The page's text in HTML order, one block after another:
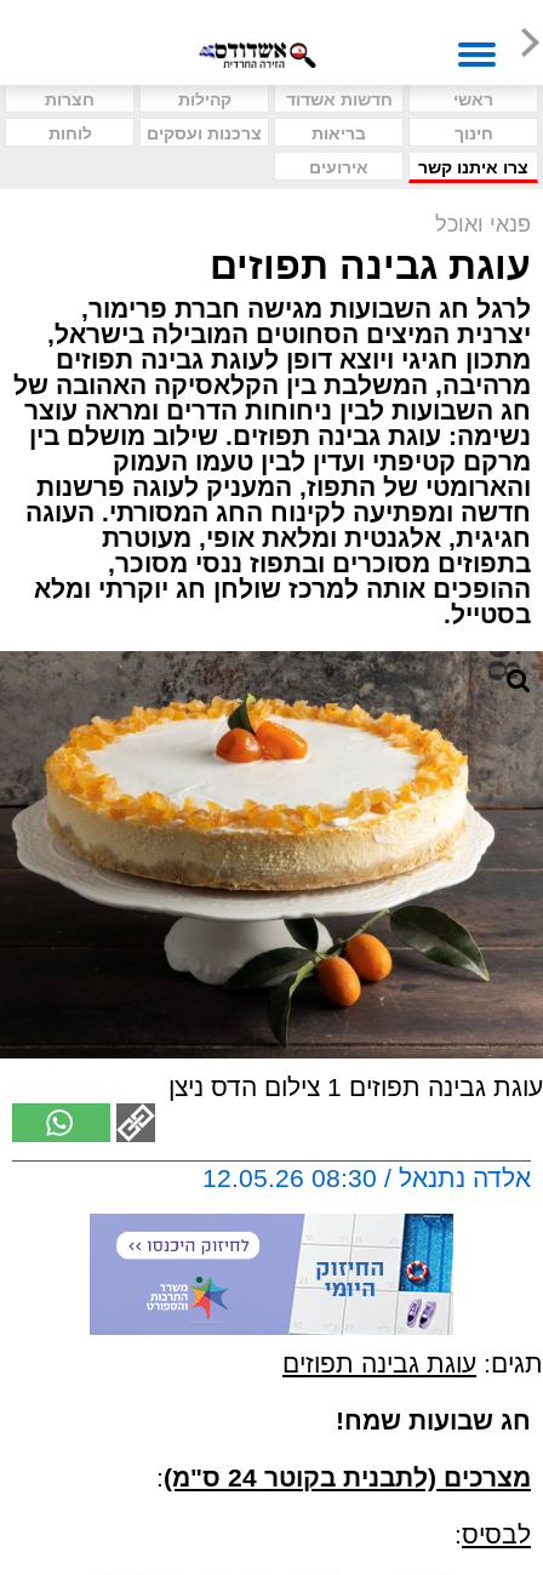
ראשי חדשות אשדוד קהילות
חצרות
חינוך
בריאות צרכנות ועסקים
לוחות
צרו איתנו קשר
אירועים
פנאי ואוכל
עוגת גבינה תפוזים
לרגל חג השבועות מגישה חברת פרימור,
יצרנית המיצים הסחוטים המובילה בישראל,
מתכון חגיגי ויוצא דופן לעוגת גבינה תפוזים
מרהיבה, המשלבת בין הקלאסיקה האהובה של
חג השבועות לבין ניחוחות הדרים ומראה עוצר
נשימה: עוגת גבינה תפוזים. שילוב מושלם בין
מרקם קטיפתי ועדין לבין טעמו העמוק
והארומטי של התפוז, המעניק לעוגה פרשנות
חדשה ומפתיעה לקינוח החג המסורתי. העוגה
חגיגית, אלגנטית ומלאת אופי, מעוטרת
בתפוזים מסוכרים ובתפוז ננסי מסוכר,
ההופכים אותה למרכז שולחן חג יוקרתי ומלא
בסטייל.
עוגת גבינה תפוזים 1 צילום הדס ניצן
אלדה נתנאל / 08:30 12.05.26
תגים: עוגת גבינה תפוזים
חג שבועות שמח!
מצרכים (לתבנית בקוטר 24 ס"מ) :
לבסיס: